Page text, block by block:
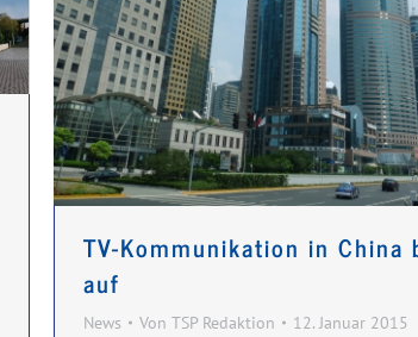
TV-Kommunikation in China
auf
News Von TSP Redaktion 12. Januar 2015